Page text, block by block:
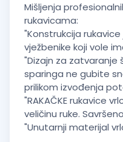
Mišljenja
rukavicama:
"Konstrukcija
vježbenike koji vole
"Dizajn za zatvaranje
sparinga ne gubite
prilikom izvođenja
"RAKAČKE rukavice
veličinu ruke.
"Unutarnji materijal